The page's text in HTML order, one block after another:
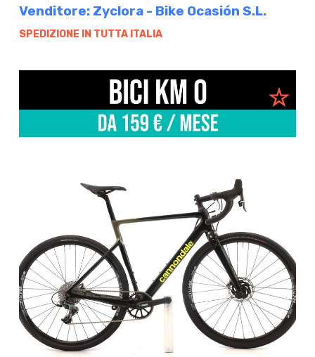
Venditore: Zyclora - Bike Ocasión S.L.
SPEDIZIONE IN TUTTA ITALIA